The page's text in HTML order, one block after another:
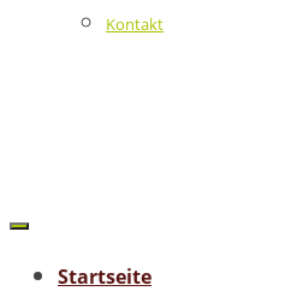
Kontakt
Startseite